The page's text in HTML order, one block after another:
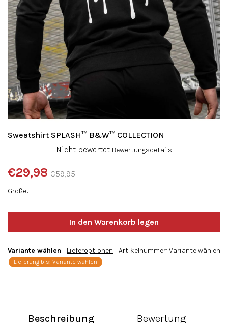
Größe
€59,95
€29,98
Variante wählen
Lieferung bis: Variante wählen
Lieferoptionen Artikelnummer: Variante wählen
Sweatshirt SPLASH™ B&W™ COLLECTION
Produktbewertung
ist
0,0
Nicht bewertet Bewertungsdetails
Beschreibung Bewertung